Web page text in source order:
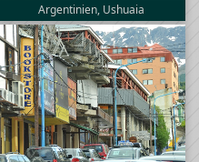
Argentinien, Ushuaia